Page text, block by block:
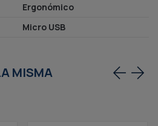
Ergonómico
Micro USB
MISMA